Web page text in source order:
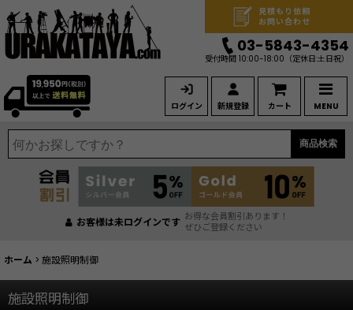
ログイン 新規登録 カート MENU
見積もり依頼
お問い合わせ
03-5843-4354
受付時間 10:00-18:00 （定休日:土日祝）
商品検索
お客様は未ログインです お得な会員割引あります！
ぜひご登録ください
ホーム > 施設照明制御
施設照明制御